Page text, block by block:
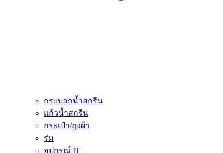
กระบอกน้ำสกรีน
แก้วน้ำสกรีน
กระเป๋า/ถุงผ้า
ร่ม
อุปกรณ์ IT